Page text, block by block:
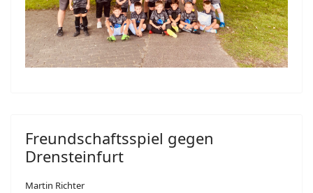
Freundschaftsspiel gegen
Drensteinfurt
Martin Richter